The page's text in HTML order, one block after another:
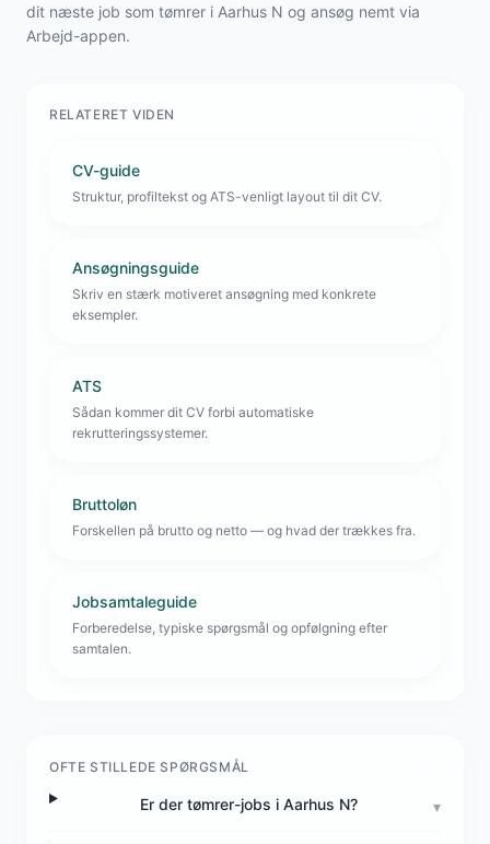
dit næste job som tømrer i Aarhus N og ansøg nemt via
Arbejd-appen.
RELATERET VIDEN
CV-guide
Struktur, profiltekst og ATS-venligt layout til dit CV.
Ansøgningsguide
Skriv en stærk motiveret ansøgning med konkrete
eksempler.
ATS
Sådan kommer dit CV forbi automatiske
rekrutteringssystemer.
Bruttoløn
Forskellen på brutto og netto — og hvad der trækkes fra.
Jobsamtaleguide
Forberedelse, typiske spørgsmål og opfølgning efter
samtalen.
OFTE STILLEDE SPØRGSMÅL
Er der tømrer-jobs i Aarhus N? ▾